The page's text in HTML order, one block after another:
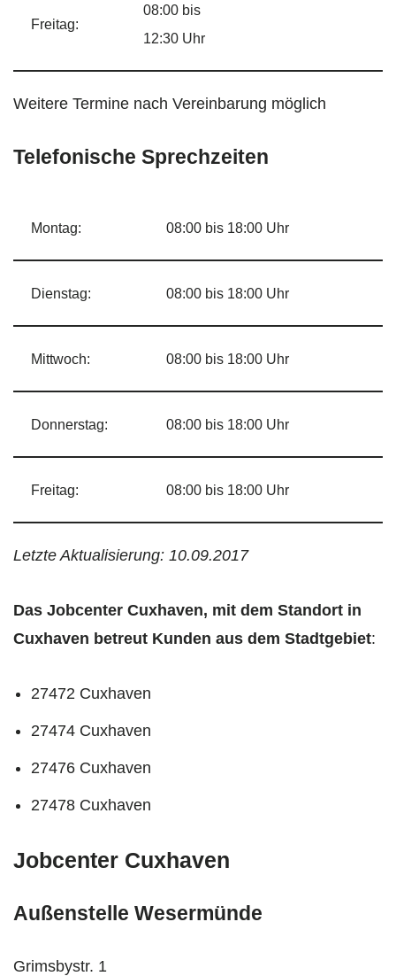
Freitag:
08:00 bis
12:30 Uhr
Weitere Termine nach Vereinbarung möglich
Telefonische Sprechzeiten
Montag: 08:00 bis 18:00 Uhr
Dienstag: 08:00 bis 18:00 Uhr
Mittwoch: 08:00 bis 18:00 Uhr
Donnerstag: 08:00 bis 18:00 Uhr
Freitag: 08:00 bis 18:00 Uhr
Letzte Aktualisierung: 10.09.2017
Das Jobcenter Cuxhaven, mit dem Standort in
Cuxhaven betreut Kunden aus dem Stadtgebiet:
27472 Cuxhaven
27474 Cuxhaven
27476 Cuxhaven
27478 Cuxhaven
Jobcenter Cuxhaven
Außenstelle Wesermünde
Grimsbystr. 1